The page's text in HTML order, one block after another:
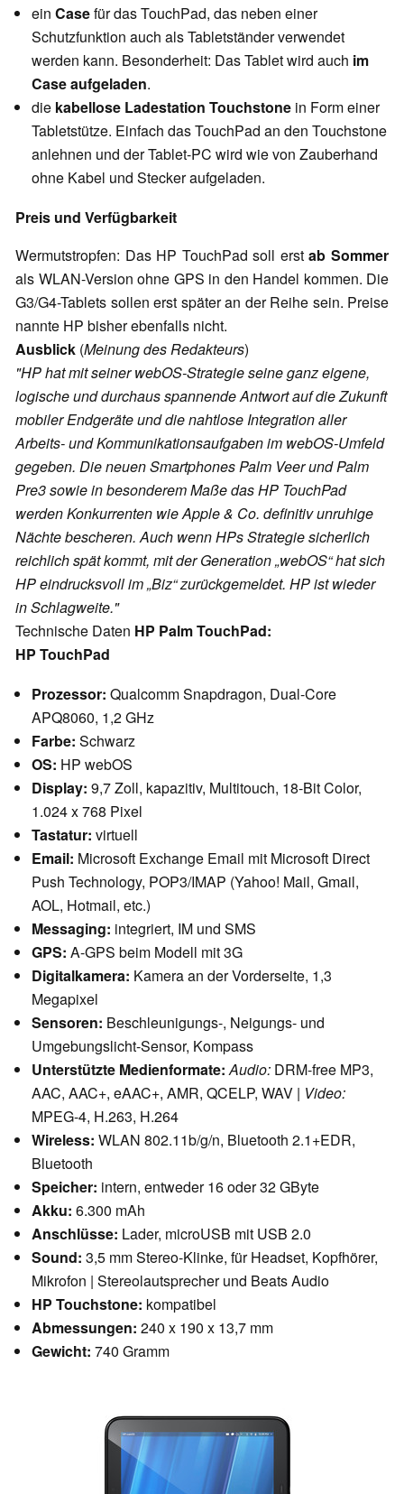
ein Casefür das TouchPad, das neben einer
Schutzfunktion auch als Tabletständer verwendet
werden kann. Besonderheit: Das Tablet wird auch im
Case aufgeladen.
die kabellose Ladestation Touchstone in Form einer
Tabletstütze. Einfach das TouchPad an den Touchstone
anlehnen und der Tablet-PC wird wie von Zauberhand
ohne Kabel und Stecker aufgeladen.
Preis und Verfügbarkeit
Wermutstropfen: Das HP TouchPad soll erstab Sommer
als WLAN-Version ohne GPS in den Handel kommen. Die
G3/G4-Tablets sollen erst später an der Reihe sein. Preise
nannte HP bisher ebenfalls nicht.
Ausblick (Meinung des Redakteurs)
"HP hat mit seiner webOS-Strategie seine ganz eigene,
logische und durchaus spannende Antwort auf die Zukunft
mobiler Endgeräte und die nahtlose Integration aller
Arbeits- und Kommunikationsaufgaben im webOS-Umfeld
gegeben. Die neuen Smartphones Palm Veer und Palm
Pre3 sowie in besonderem Maße das HP TouchPad
werden Konkurrenten wie Apple & Co. definitiv unruhige
Nächte bescheren. Auch wenn HPs Strategie sicherlich
reichlich spät kommt, mit der Generation „webOS“ hat sich
HP eindrucksvoll im „Biz“ zurückgemeldet. HP ist wieder
in Schlagweite."
Technische Daten HP Palm TouchPad:
HP TouchPad
Prozessor: Qualcomm Snapdragon, Dual-Core
APQ8060, 1,2 GHz
Farbe: Schwarz
OS: HP webOS
Display: 9,7 Zoll, kapazitiv, Multitouch, 18-Bit Color,
1.024 x 768 Pixel
Tastatur: virtuell
Email: Microsoft Exchange Email mit Microsoft Direct
Push Technology, POP3/IMAP (Yahoo! Mail, Gmail,
AOL, Hotmail, etc.)
Messaging: integriert, IM und SMS
GPS: A-GPS beim Modell mit 3G
Digitalkamera: Kamera an der Vorderseite, 1,3
Megapixel
Sensoren: Beschleunigungs-, Neigungs- und
Umgebungslicht-Sensor, Kompass
Unterstützte Medienformate:Audio: DRM-free MP3,
AAC, AAC+, eAAC+, AMR, QCELP, WAV | Video:
MPEG-4, H.263, H.264
Wireless: WLAN 802.11b/g/n, Bluetooth 2.1+EDR,
Bluetooth
Speicher: intern, entweder 16 oder 32 GByte
Akku: 6.300 mAh
Anschlüsse: Lader, microUSB mit USB 2.0
Sound: 3,5 mm Stereo-Klinke, für Headset, Kopfhörer,
Mikrofon | Stereolautsprecher und Beats Audio
HP Touchstone: kompatibel
Abmessungen: 240 x 190 x 13,7 mm
Gewicht: 740 Gramm